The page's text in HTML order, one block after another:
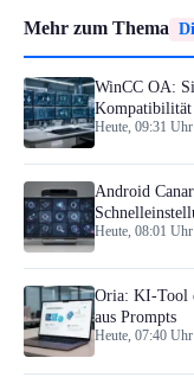
Mehr zum Thema
WinCC OA:
Kompatibilität
Heute, 09:31 Uhr
Android
Heute, 08:01 Uhr
Oria: KI-Tool
aus Prompts
Heute, 07:40 Uhr